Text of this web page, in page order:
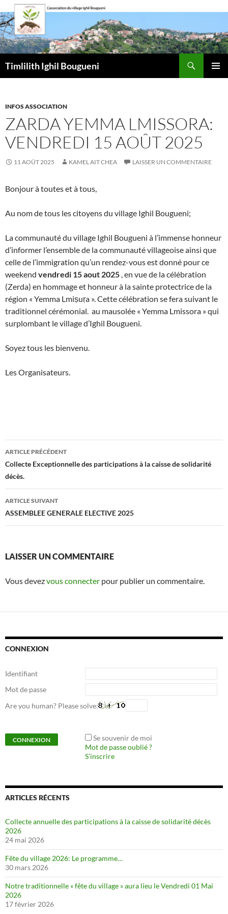
Aller
au
contenu
Timlilith Ighil Bougueni
INFOS ASSOCIATION
ZARDA YEMMA LMISSORA:
VENDREDI 15 AOÛT 2025
11 AOÛT 2025 KAMEL AIT CHEA LAISSER UN COMMENTAIRE
Bonjour à toutes et à tous,
Au nom de tous les citoyens du village Ighil Bougueni;
La communauté du village Ighil Bougueni à l’immense honneur
d’informer l’ensemble de la communauté villageoise ainsi que
celle de l’immigration qu’un rendez-vous est donné pour ce
weekend vendredi 15 aout 2025 ,en vue de la célébration
(Zerda) en hommage et honneur à la sainte protectrice de la
région « Yemma Lmiṣuṛa ». Cette célébration se fera suivant le
traditionnel cérémonial. au mausolée « Yemma Lmissora » qui
surplombant le village d’Ighil Bougueni.
Soyez tous les bienvenu.
Les Organisateurs.
Navigation
des
articles
ARTICLE PRÉCÉDENT
Collecte Exceptionnelle des participations à la caisse de solidarité
décès.
ARTICLE SUIVANT
ASSEMBLEE GENERALE ELECTIVE 2025
LAISSER UN COMMENTAIRE
Vous devezvous connecter pour publier un commentaire.
CONNEXION
Identifiant
Mot de passe
Are you human? Please solve:
Se souvenir de moi
Mot de passe oublié ?
S’inscrire
ARTICLES RÉCENTS
Collecte annuelle des participations à la caisse de solidarité décès
2026
24 mai 2026
Fête du village 2026: Le programme…
30 mars 2026
Notre traditionnelle « fête du village » aura lieu le Vendredi 01 Mai
2026
17 février 2026